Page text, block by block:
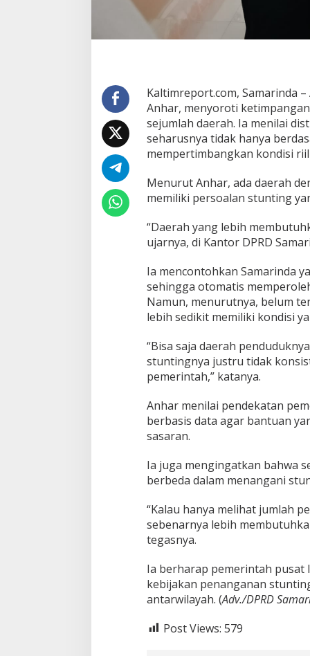
Kaltimreport.com, Samarinda
Anhar, menyoroti
sejumlah daerah. Ia menilai
seharusnya tidak hanya
mempertimbangkan kondisi
Menurut Anhar, ada daerah
memiliki persoalan stunting
“Daerah yang lebih
ujarnya, di Kantor DPRD
Ia mencontohkan Samarinda
sehingga otomatis
Namun, menurutnya, belum
lebih sedikit memiliki kondisi
“Bisa saja daerah
stuntingnya justru tidak
pemerintah,” katanya.
Anhar menilai pendekatan
berbasis data agar bantuan
sasaran.
Ia juga mengingatkan bahwa
berbeda dalam menangani
“Kalau hanya melihat jumlah
sebenarnya lebih
tegasnya.
Ia berharap pemerintah pusat
kebijakan penanganan
antarwilayah. (Adv./DPRD
Post Views: 579